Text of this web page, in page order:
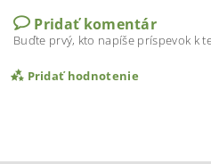
Pridať komentár
Buďte prvý, kto napíše príspevok k
Pridať hodnotenie